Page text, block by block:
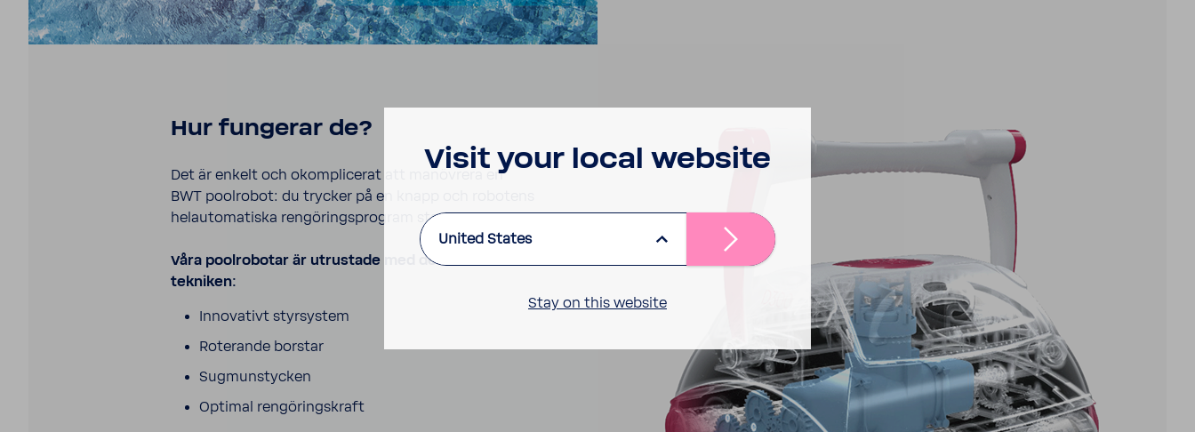
Hur fungerar de?
Det är enkelt och okom­pli­cerat att manö­vrera en
BWT pool­robot: du trycker på en knapp och robo­tens
helau­to­ma­tiska rengö­rings­pro­gram startar!
Våra pool­ro­botar är utrus­tade med den senaste
tekniken:
Inno­va­tivt styr­sy­stem
Rote­rande borstar
Sugmun­stycken
Optimal rengö­rings­kraft
Visit your local website
United States
Stay on this website